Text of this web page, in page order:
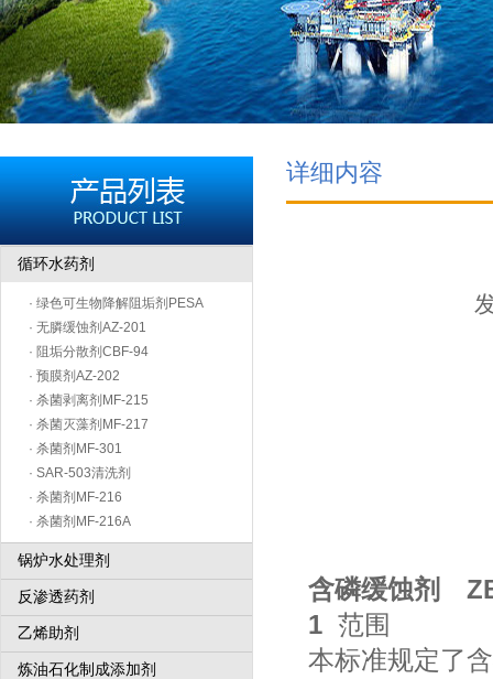
循环水药剂
· 绿色可生物降解阻垢剂PESA
· 无膦缓蚀剂AZ-201
· 阻垢分散剂CBF-94
· 预膜剂AZ-202
· 杀菌剥离剂MF-215
· 杀菌灭藻剂MF-217
· 杀菌剂MF-301
· SAR-503清洗剂
· 杀菌剂MF-216
· 杀菌剂MF-216A
锅炉水处理剂
反渗透药剂
乙烯助剂
炼油石化制成添加剂
详细内容
含磷缓蚀剂
1 范围
本标准规定了